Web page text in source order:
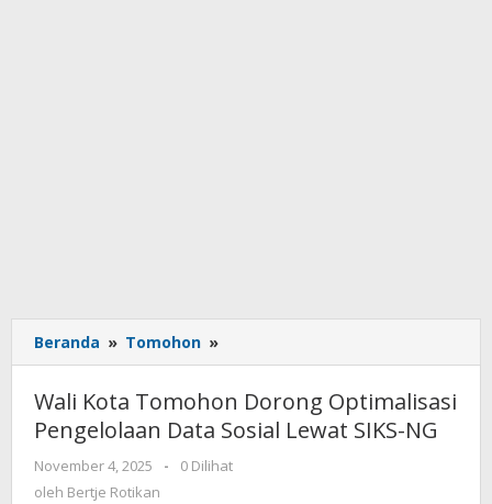
Beranda » Tomohon »
Kota
Dorong
Optimalisasi
Pengelolaan
Wali Kota Tomohon Dorong Optimalisasi
Pengelolaan Data Sosial Lewat SIKS-NG
November 4, 2025
oleh
-
0 Dilihat
oleh Bertje Rotikan